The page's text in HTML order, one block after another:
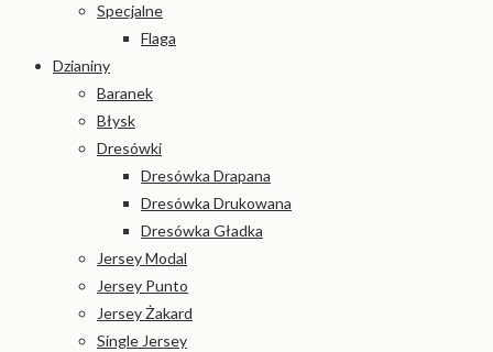
Specjalne
Flaga
Dzianiny
Baranek
Błysk
Dresówki
Dresówka Drapana
Dresówka Drukowana
Dresówka Gładka
Jersey Modal
Jersey Punto
Jersey Żakard
Single Jersey